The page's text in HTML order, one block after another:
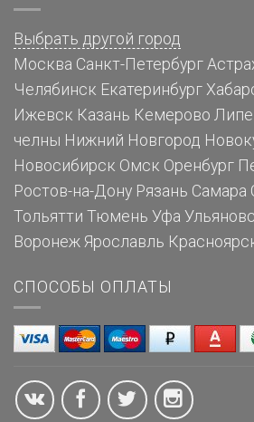
Выбрать другой город
Москва Санкт-Петербург
Челябинск Екатеринбург
Ижевск Казань Кемерово
челны Нижний Новгород
Новосибирск Омск Оренбург
Ростов-на-Дону Рязань Самара
Тольятти Тюмень Уфа
Воронеж Ярославль
СПОСОБЫ ОПЛАТЫ